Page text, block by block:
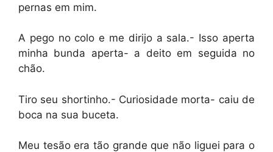
pernas em mim.
A pego no colo e me dirijo a sala.- Isso aperta
minha bunda aperta- a deito em seguida no
chão.
Tiro seu shortinho.- Curiosidade morta- caiu de
boca na sua buceta.
Meu tesão era tão grande que não liguei para o